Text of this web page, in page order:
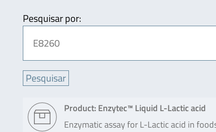
Pesquisar por:
Product: Enzytec™ Liquid L-Lactic acid
Enzymatic assay for L-Lactic acid in